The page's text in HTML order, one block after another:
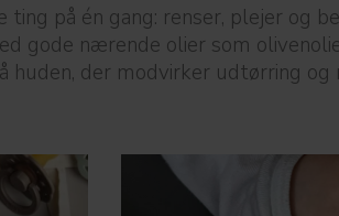
ting på én gang: renser, plejer
gode nærende olier som
huden, der modvirker udtørring og